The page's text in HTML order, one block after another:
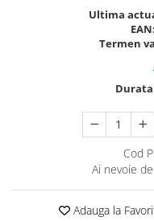
Supliment Calciu
Supliment Complexe
Supliment Magneziu
Supliment Vitamina B
Supliment Vitamina C
Supliment Vitamina D3
Supliment Vitamina E
Supliment Zinc
Ultima
EAN:
Termen
Cod
Ai nevoie
Adauga la